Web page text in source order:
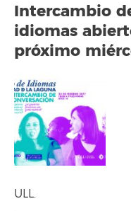
Intercambio
idiomas
próximo
ULL.